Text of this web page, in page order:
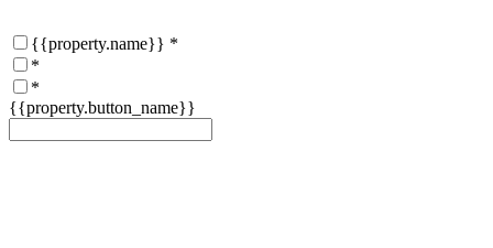
{{property.name}} *
*
*
{{property.button_name}}